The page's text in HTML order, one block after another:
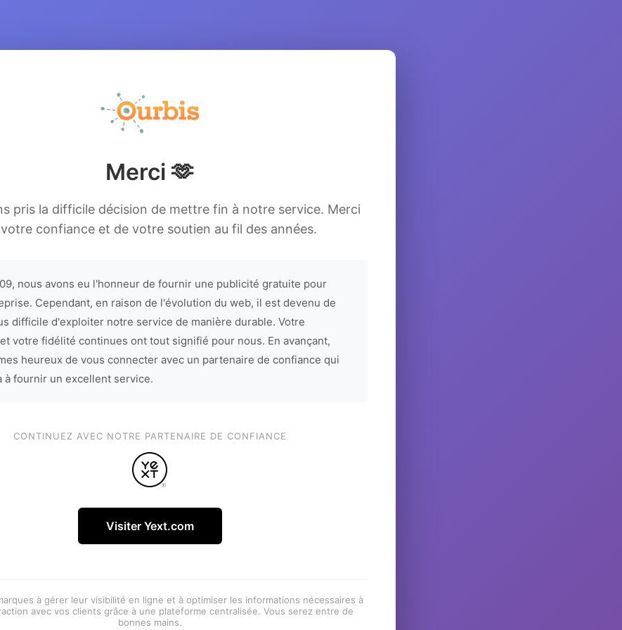
Merci 🫶
pris la difficile décision de mettre fin à notre service. Merci
confiance et de votre soutien au fil des années.
nous avons eu l'honneur de fournir une publicité gratuite pour
Cependant, en raison de l'évolution du web, il est devenu de
difficile d'exploiter notre service de manière durable. Votre
votre fidélité continues ont tout signifié pour nous. En avançant,
heureux de vous connecter avec un partenaire de confiance qui
à fournir un excellent service.
CONTINUEZ AVEC NOTRE PARTENAIRE DE CONFIANCE
Visiter Yext.com
à gérer leur visibilité en ligne et à optimiser les informations nécessaires à
avec vos clients grâce à une plateforme centralisée. Vous serez entre de
bonnes mains.